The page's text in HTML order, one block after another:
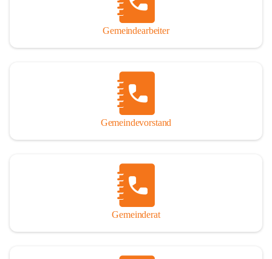
sind die entsprechenden Quellenhinweise in den fließenden Text
eingearbeitet. Der leichteren Lesbarkeit halber ist auch von einer
streng gendergerechten Ausdrucksform Abstand genommen
So darf ich Sie zu einer interessanten, vergnüglichen und
manchmal auch nachdenklich machenden Zeitreise durch die
Jahrhunderte, ja Jahrtausende alte Geschichte von der Steinzeit
einladen.
Gemeindearbeiter
Gemeindevorstand
Gemeinderat